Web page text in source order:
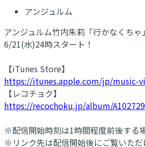
アンジュルム
アンジュルム竹内朱莉「行かなくち
6/21(水)24時スタート！
【iTunes Store】
https://itunes.apple.com/jp/music-
【レコチョク】
https://recochoku.jp/album/
※配信開始時刻は1時間程度前後する
※リンク先は配信開始後にご覧いただ